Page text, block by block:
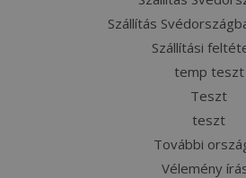
Szállítás
Szállítási
temp teszt
Teszt
teszt
További
Vélemény